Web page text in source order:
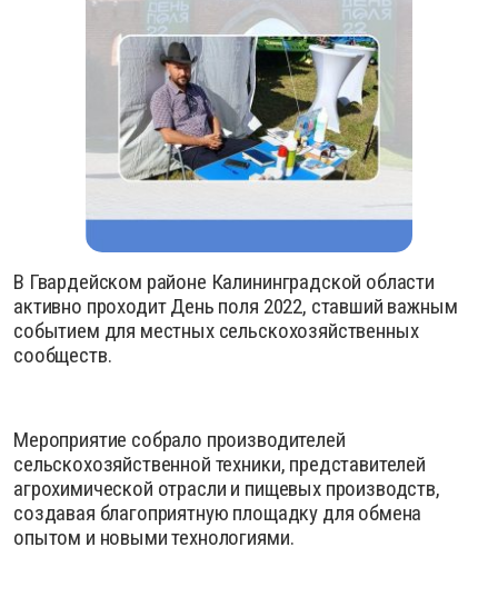
В Гвардейском районе Калининградской области
активно проходит День поля 2022, ставший важным
событием для местных сельскохозяйственных
сообществ.
Мероприятие собрало производителей
сельскохозяйственной техники, представителей
агрохимической отрасли и пищевых производств,
создавая благоприятную площадку для обмена
опытом и новыми технологиями.